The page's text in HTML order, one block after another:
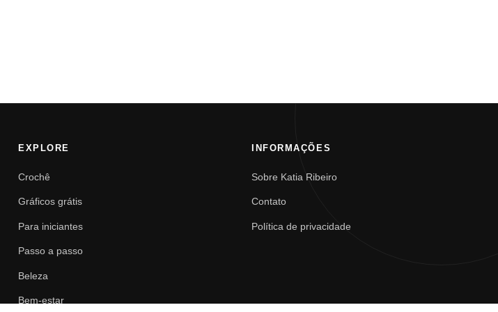
EXPLORE
Crochê
Gráficos grátis
Para iniciantes
Passo a passo
Beleza
Bem-estar
INFORMAÇÕES
Sobre Katia Ribeiro
Contato
Política de privacidade